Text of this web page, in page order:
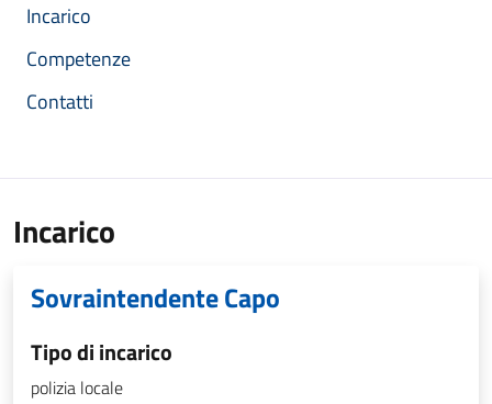
Incarico
Competenze
Contatti
Incarico
Sovraintendente Capo
Tipo di incarico
polizia locale